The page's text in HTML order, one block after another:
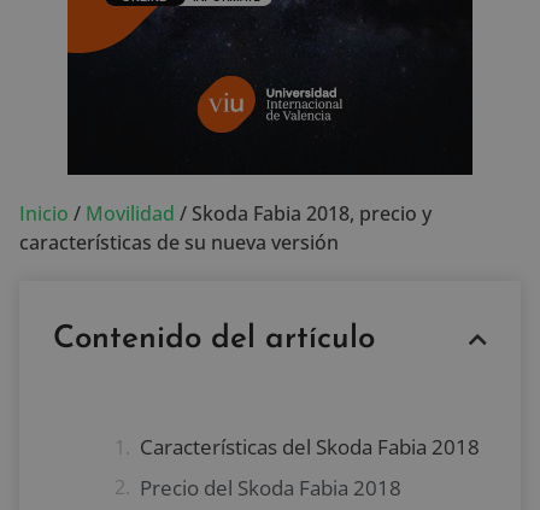
Inicio / Movilidad / Skoda Fabia 2018, precio y
características de su nueva versión
Contenido del artículo
Características del Skoda Fabia 2018
Precio del Skoda Fabia 2018